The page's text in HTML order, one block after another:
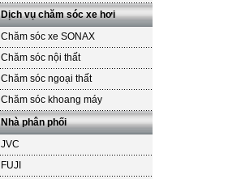
Dịch vụ chăm sóc xe hơi
Chăm sóc xe SONAX
Chăm sóc nội thất
Chăm sóc ngoại thất
Chăm sóc khoang máy
Nhà phân phối
JVC
FUJI